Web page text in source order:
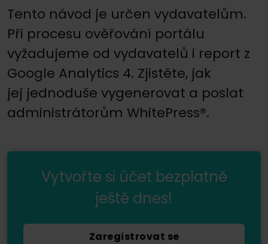
Tento návod je určen vydavatelům.
Při procesu ověřování portálu
vyžadujeme od vydavatelů i report z
Google Analytics 4. Zjistěte, jak
jej jednoduše vygenerovat a poslat
administrátorům WhitePress®.
Vytvořte si účet bezplatně
ještě dnes!
Zaregistrovat se